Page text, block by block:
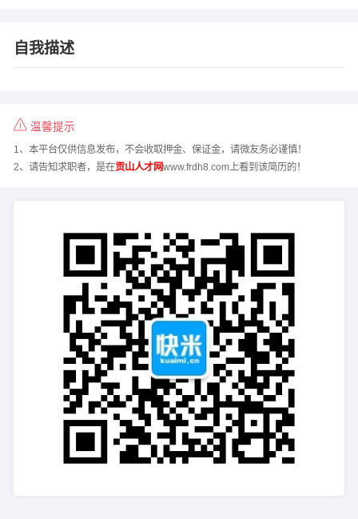
自我描述
温馨提示
1、本平台仅供信息发布，不会收取押金、保证金，请微友务必谨慎！
2、请告知求职者，是在贡山人才网www.frdh8.com上看到该简历的！